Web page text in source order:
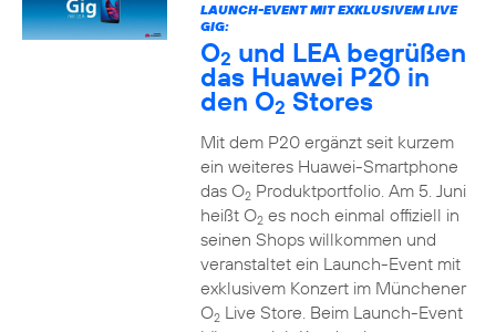
LAUNCH-EVENT MIT EXKLUSIVEM LIVE
GIG:
O2 und LEA begrüßen
das Huawei P20 in
den O2 Stores
Mit dem P20 ergänzt seit kurzem
ein weiteres Huawei-Smartphone
das O2Produktportfolio. Am 5. Juni
heißt O2es noch einmal offiziell in
seinen Shops willkommen und
veranstaltet ein Launch-Event mit
exklusivem Konzert im Münchener
O2Live Store. Beim Launch-Event